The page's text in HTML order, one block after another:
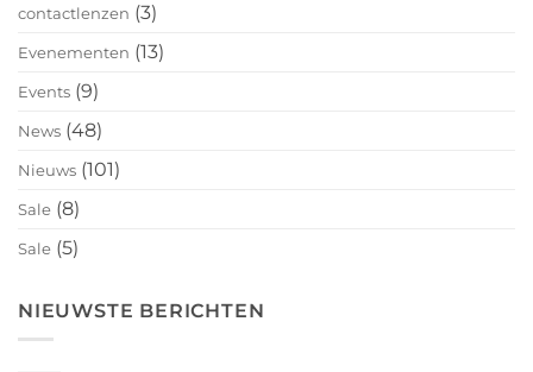
contactlenzen (3)
Evenementen (13)
Events (9)
News (48)
Nieuws (101)
Sale (8)
Sale (5)
NIEUWSTE BERICHTEN